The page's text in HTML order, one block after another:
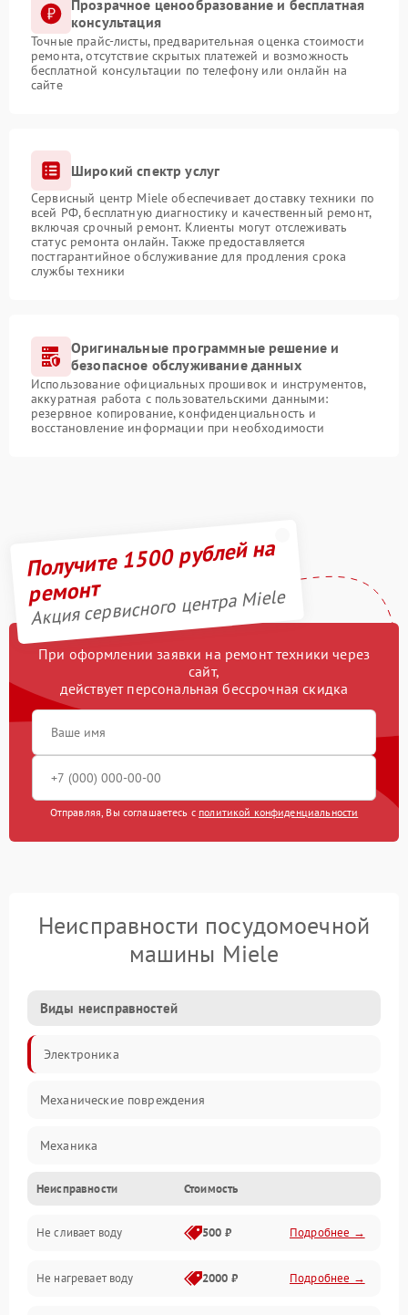
Прозрачное ценообразование и бесплатная
консультация
Точные прайс-листы, предварительная оценка стоимости
ремонта, отсутствие скрытых платежей и возможность
бесплатной консультации по телефону или онлайн на
сайте
Широкий спектр услуг
Сервисный центр Miele обеспечивает доставку техники по
всей РФ, бесплатную диагностику и качественный ремонт,
включая срочный ремонт. Клиенты могут отслеживать
статус ремонта онлайн. Также предоставляется
постгарантийное обслуживание для продления срока
службы техники
Оригинальные программные решение и
безопасное обслуживание данных
Использование официальных прошивок и инструментов,
аккуратная работа с пользовательскими данными:
резервное копирование, конфиденциальность и
восстановление информации при необходимости
Получите 1500 рублей на
ремонт
Акция сервисного центра Miele
При оформлении заявки на ремонт техники через
сайт,
действует персональная бессрочная скидка
Отправляя, Вы соглашаетесь с политикой конфиденциальности
Неисправности посудомоечной
машины Miele
Виды неисправностей
Электроника
Механические повреждения
Механика
Управление
Электропитание
Датчики
Неисправности Стоимость
Не сливает воду 500 ₽ Подробнее →
Не нагревает воду 2000 ₽ Подробнее →